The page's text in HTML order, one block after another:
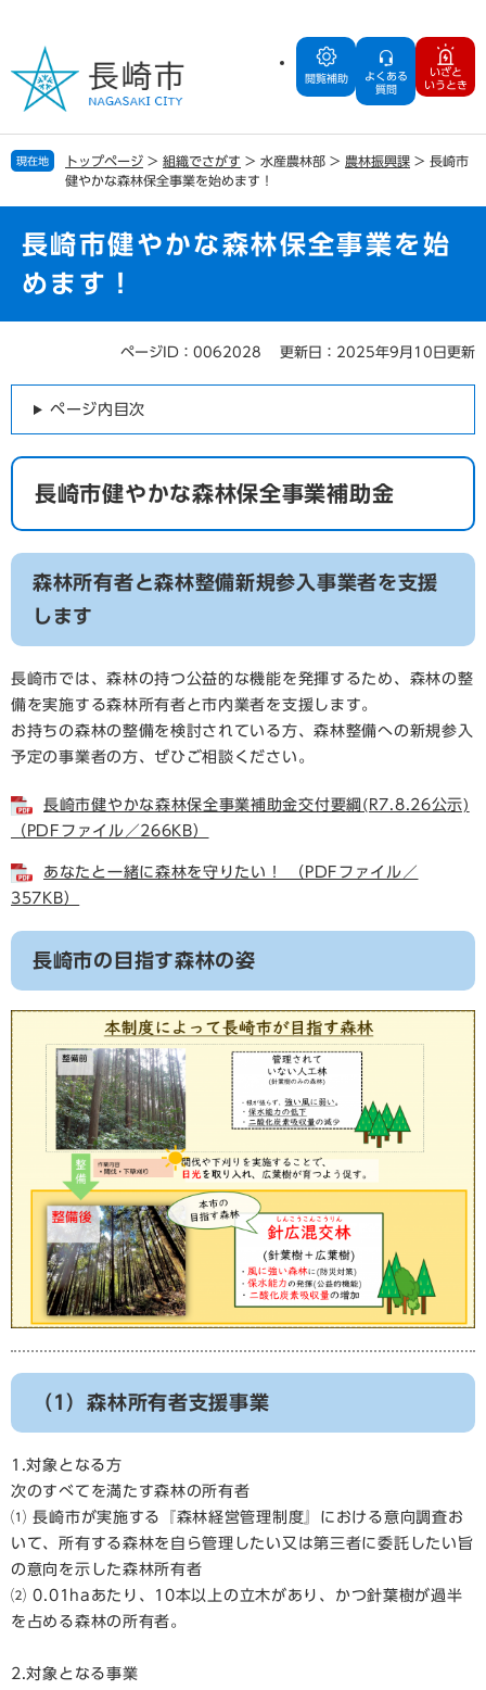
の
で
す
ー
ば
し
閲覧補助
よくある
質問
いざと
いうとき
現在地 トップページ > 組織でさがす > 水産農林部 > 農林振興課 > 長崎市
健やかな森林保全事業を始めます！
長崎市健やかな森林保全事業を始
めます！
ページID：0062028 更新日：2025年9月10日更新
ページ内目次
長崎市健やかな森林保全事業補助金
森林所有者と森林整備新規参入事業者を支援
します
長崎市では、森林の持つ公益的な機能を発揮するため、森林の整
備を実施する森林所有者と市内業者を支援します。
お持ちの森林の整備を検討されている方、森林整備への新規参入
予定の事業者の方、ぜひご相談ください。
長崎市健やかな森林保全事業補助金交付要綱(R7.8.26公示)
（PDFファイル／266KB）
あなたと一緒に森林を守りたい！ （PDFファイル／
357KB）
長崎市の目指す森林の姿
（1）森林所有者支援事業
1.対象となる方
次のすべてを満たす森林の所有者
⑴ 長崎市が実施する『森林経営管理制度』における意向調査お
いて、所有する森林を自ら管理したい又は第三者に委託したい旨
の意向を示した森林所有者
⑵ 0.01haあたり、10本以上の立木があり、かつ針葉樹が過半
を占める森林の所有者。
2.対象となる事業